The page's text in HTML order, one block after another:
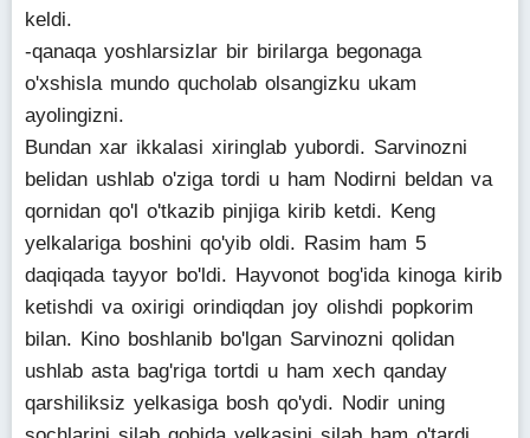
keldi.
-qanaqa yoshlarsizlar bir birilarga begonaga
o'xshisla mundo qucholab olsangizku ukam
ayolingizni.
Bundan xar ikkalasi xiringlab yubordi. Sarvinozni
belidan ushlab o'ziga tordi u ham Nodirni beldan va
qornidan qo'l o'tkazib pinjiga kirib ketdi. Keng
yelkalariga boshini qo'yib oldi. Rasim ham 5
daqiqada tayyor bo'ldi. Hayvonot bog'ida kinoga kirib
ketishdi va oxirigi orindiqdan joy olishdi popkorim
bilan. Kino boshlanib bo'lgan Sarvinozni qolidan
ushlab asta bag'riga tortdi u ham xech qanday
qarshiliksiz yelkasiga bosh qo'ydi. Nodir uning